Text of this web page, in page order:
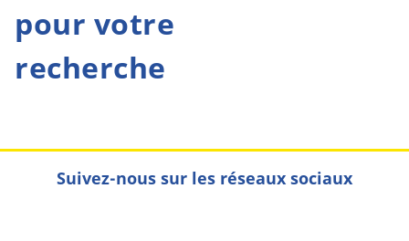
pour votre
recherche
Suivez-nous sur les réseaux sociaux